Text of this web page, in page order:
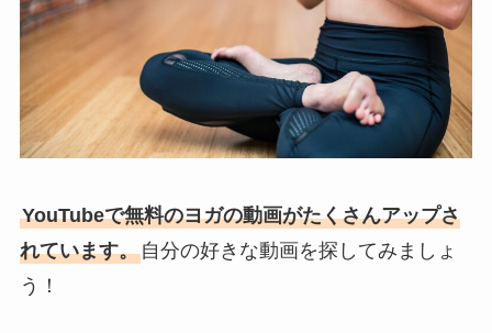
YouTubeで無料のヨガの動画がたくさんアップさ
れています。自分の好きな動画を探してみましょ
う！